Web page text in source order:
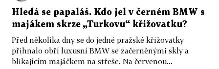
Hledá se papaláš. Kdo jel v černém BMW s
majákem skrze „Turkovu“ křižovatku?
Před několika dny se do jedné pražské křižovatky
přihnalo obří luxusní BMW se začerněnými skly a
blikajícím majáčkem na střeše. Na červenou...